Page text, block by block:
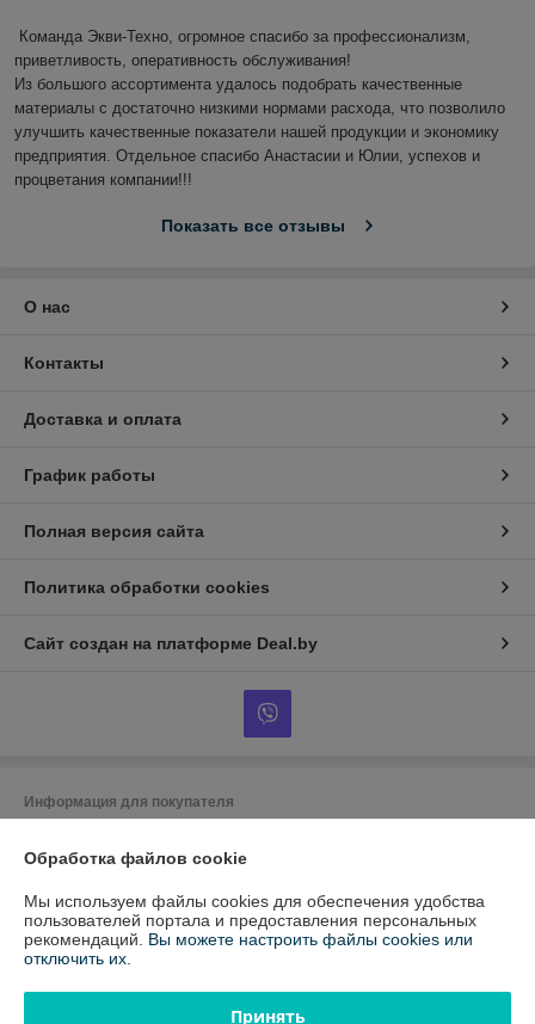
Команда Экви-Техно, огромное спасибо за профессионализм,
приветливость, оперативность обслуживания!
Из большого ассортимента удалось подобрать качественные
материалы с достаточно низкими нормами расхода, что позволило
улучшить качественные показатели нашей продукции и экономику
предприятия. Отдельное спасибо Анастасии и Юлии, успехов и
процветания компании!!!
Показать все отзывы
О нас
Контакты
Доставка и оплата
График работы
Полная версия сайта
Политика обработки cookies
Сайт создан на платформе Deal.by
Информация для покупателя
220024, г.Минск, ул. Бабушкина, 54, оф.1
Регистрационный номер ЕГР: 192317030
УНП: 192317030
Дата регистрации компании: 05.08.2014
Обработка файлов cookie
Мы используем файлы cookies для обеспечения удобства
пользователей портала и предоставления персональных
рекомендаций. Вы можете настроить файлы cookies или
отключить их.
Принять